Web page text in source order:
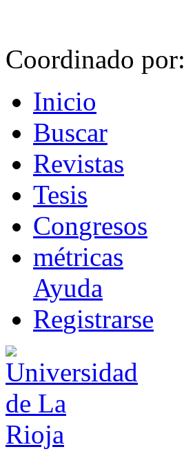
Coordinado por:
Inicio
Buscar
Revistas
Tesis
Congresos
métricas
Ayuda
Registrarse